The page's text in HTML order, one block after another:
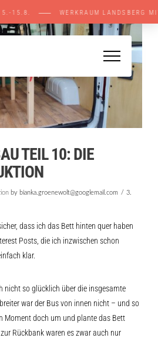
5.-15.8. ⸺
TEIL 10: DIE
by bianka.groenewolt@googlemail.com
3.
dass ich das Bett hinten quer haben
Posts, die ich inzwischen schon
klar.
nicht so glücklich über die insgesamte
war der Bus von innen nicht – und so
Moment doch um und plante das Bett
Rückbank waren es zwar auch nur